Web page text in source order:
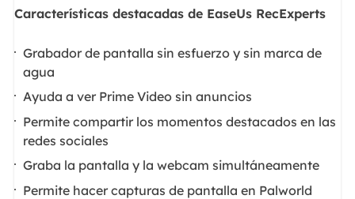
Características destacadas de EaseUs RecExperts
Grabador de pantalla sin esfuerzo y sin marca de
agua
Ayuda a ver Prime Video sin anuncios
Permite compartir los momentos destacados en las
redes sociales
Graba la pantalla y la webcam simultáneamente
Permite hacer capturas de pantalla en Palworld